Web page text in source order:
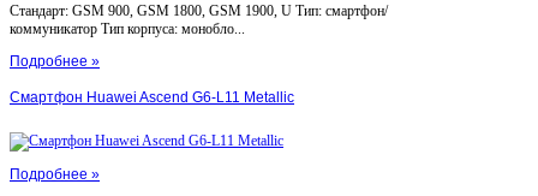
Стандарт: GSM 900, GSM 1800, GSM 1900, U Тип: смартфон/
коммуникатор Тип корпуса: монобло...
Подробнее »
Смартфон Huawei Ascend G6-L11 Metallic
Подробнее »